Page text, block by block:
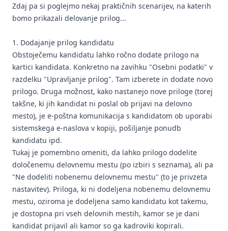
Zdaj pa si poglejmo nekaj praktičnih scenarijev, na katerih
bomo prikazali delovanje prilog...
1. Dodajanje prilog kandidatu
Obstoječemu kandidatu lahko ročno dodate prilogo na
kartici kandidata. Konkretno na zavihku "Osebni podatki" v
razdelku "Upravljanje prilog". Tam izberete in dodate novo
prilogo. Druga možnost, kako nastanejo nove priloge (torej
takšne, ki jih kandidat ni poslal ob prijavi na delovno
mesto), je e-poštna komunikacija s kandidatom ob uporabi
sistemskega e-naslova v kopiji, pošiljanje ponudb
kandidatu ipd.
Tukaj je pomembno omeniti, da lahko prilogo dodelite
določenemu delovnemu mestu (po izbiri s seznama), ali pa
"Ne dodeliti nobenemu delovnemu mestu" (to je privzeta
nastavitev). Priloga, ki ni dodeljena nobenemu delovnemu
mestu, oziroma je dodeljena samo kandidatu kot takemu,
je dostopna pri vseh delovnih mestih, kamor se je dani
kandidat prijavil ali kamor so ga kadroviki kopirali.